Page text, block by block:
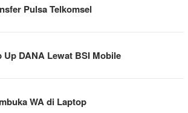
Pulsa Telkomsel
Up DANA Lewat BSI Mobile
WA di Laptop